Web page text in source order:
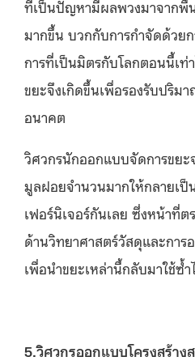
ที่เป็นปัญหามีผลพวงมาจากพื้
มากขึ้น บวกกับการกำจัดด้วยก
การที่เป็นมิตรกับโลกตอนนี้เท่
ขยะจึงเกิดขึ้นเพื่อรองรับปริม
อนาคต
วิศวกรนักออกแบบจัดการขย
มูลฝอยจำนวนมากให้กลายเป็
เฟอร์นิเจอร์กันเลย ซึ่งหน้าที่
ด้านวิทยาศาสตร์วัสดุและการ
เพื่อนำขยะเหล่านี้กลับมาใช้ซ้
5.วิศวกรออกแบบโครงสร้าง